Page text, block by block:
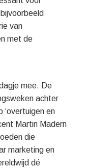
van
met de
mee. De
achter
en
Martin Madern
die
marketing en
dé